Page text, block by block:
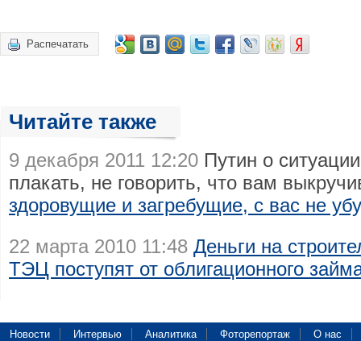
Распечатать
Читайте также
9 декабря 2011 12:20 Путин о
плакать, не говорить, что вам
здоровущие и загребущие, с вас не
22 марта 2010 11:48 Деньги на
ТЭЦ поступят от облигационного
Новости Интервью Аналитика Фоторепортаж О нас